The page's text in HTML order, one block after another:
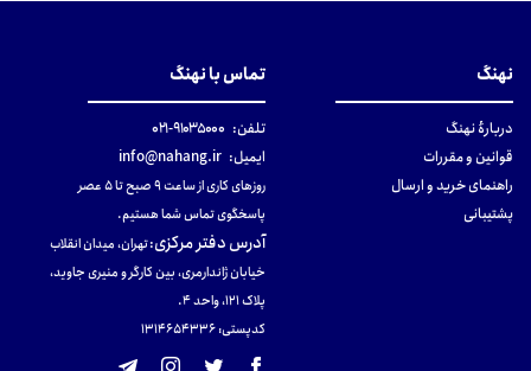
نهنگ
دربارهٔ نهنگ
قوانین و مقررات
راهنمای خرید و ارسال
پشتیبانی
تماس با نهنگ
تلفن: ۹۱۰۳۵۰۰۰-۰۲۱
ایمیل: info@nahang.ir
روزهای کاری از ساعت ۹ صبح تا ۵ عصر
پاسخگوی تماس شما هستیم.
آدرس دفتر مرکزی:تهران، میدان انقلاب
خیابان ژاندارمری، بین کارگر و منیری جاوید،
پلاک 121، واحد ۴.
کدپستی: 131465433۶